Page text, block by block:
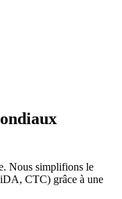
Nous simplifions le
CTC) grâce à une